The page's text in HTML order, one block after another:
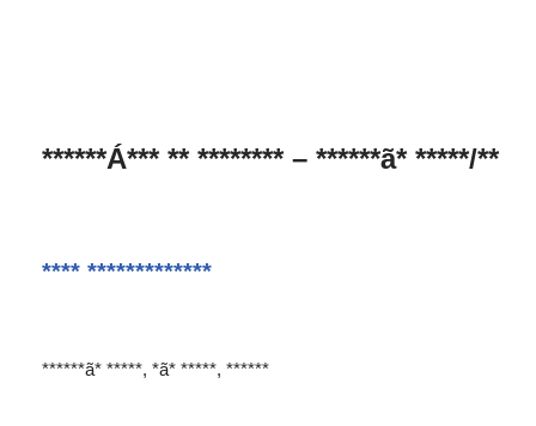
******Á*** ** ******** – ******ã* *****/**
**** *************
******ã* *****, *ã* *****, ******